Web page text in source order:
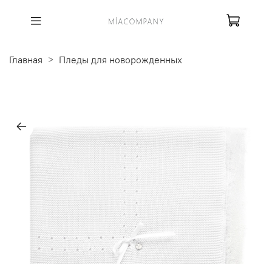
Главная Пледы для новорожденных